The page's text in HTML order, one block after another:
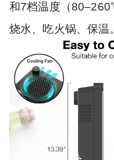
和7档温度（
烧水、吃火锅、保温